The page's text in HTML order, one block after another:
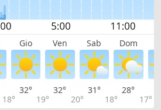
Gio Ven Sab Dom
18°
32°
19°
32°
20°
31°
18°
28°
17°